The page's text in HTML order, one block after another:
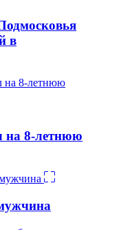
в
на 8-летнюю